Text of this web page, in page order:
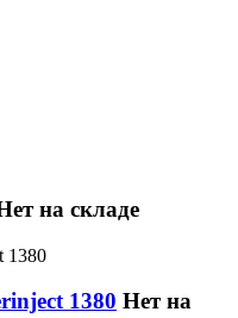
на складе
1380 Нет на